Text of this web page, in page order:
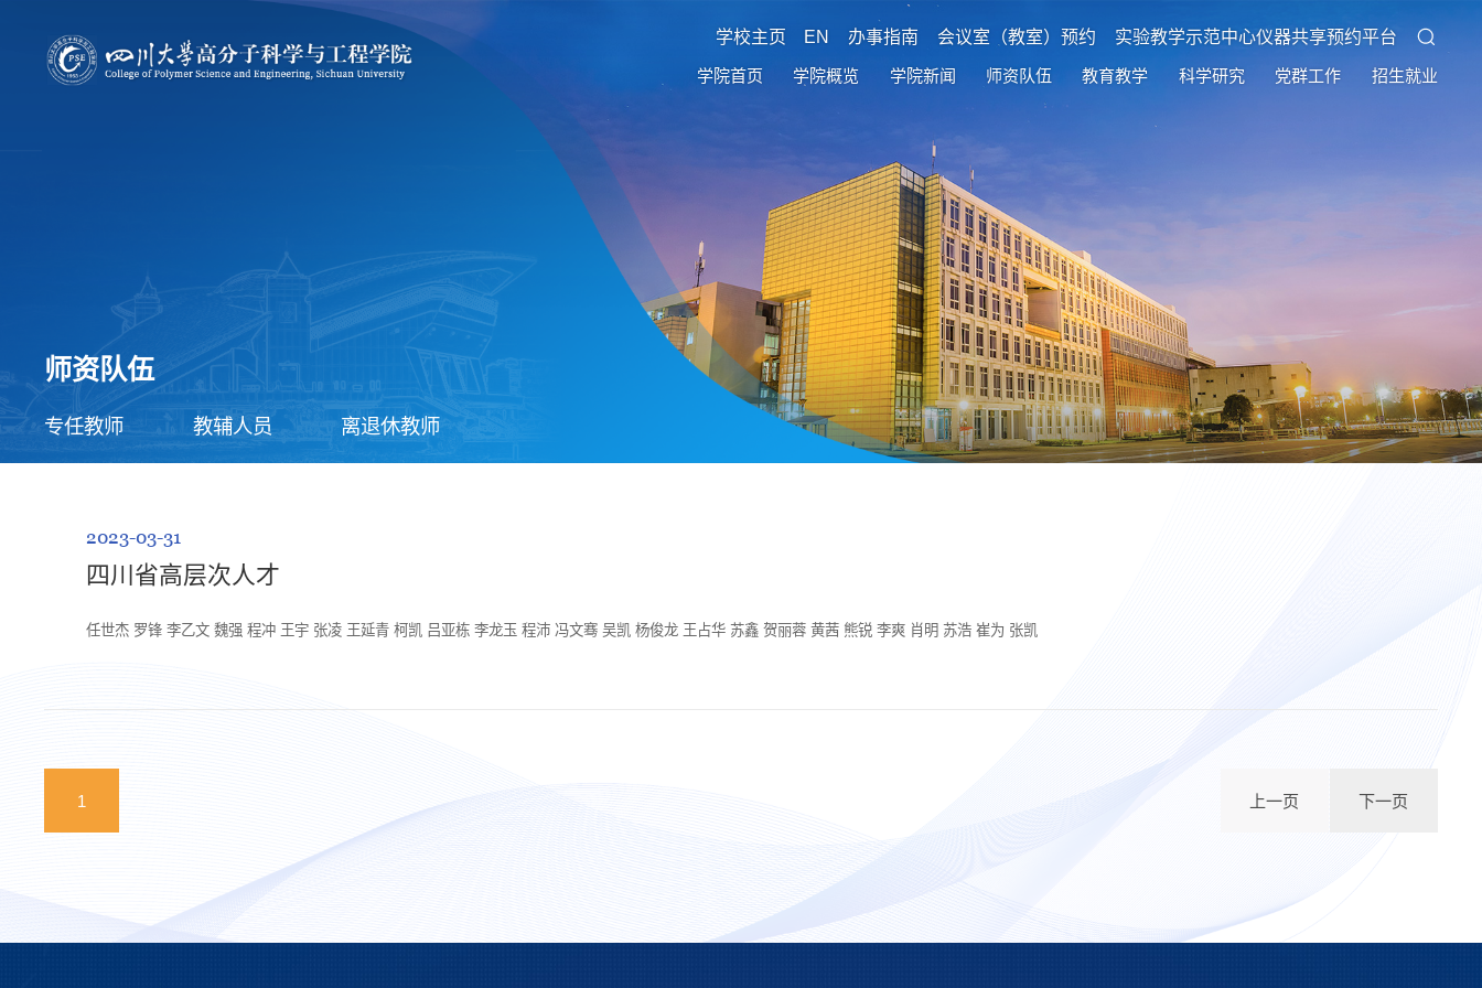
学校主页 EN 办事指南 会议室（教室）预约 实验教学示范中心仪器共享预约平台
学院首页 学院概览 学院新闻 师资队伍 教育教学 科学研究 党群工作 招生就业
师资队伍
专任教师 教辅人员 离退休教师
2023-03-31
四川省高层次人才
任世杰 罗锋 李乙文 魏强 程冲 王宇 张凌 王延青 柯凯 吕亚栋 李龙玉 程沛 冯文骞 吴凯 杨俊龙 王占华 苏鑫 贺丽蓉 黄茜 熊锐 李爽 肖明 苏浩 崔为 张凯
1 上一页 下一页